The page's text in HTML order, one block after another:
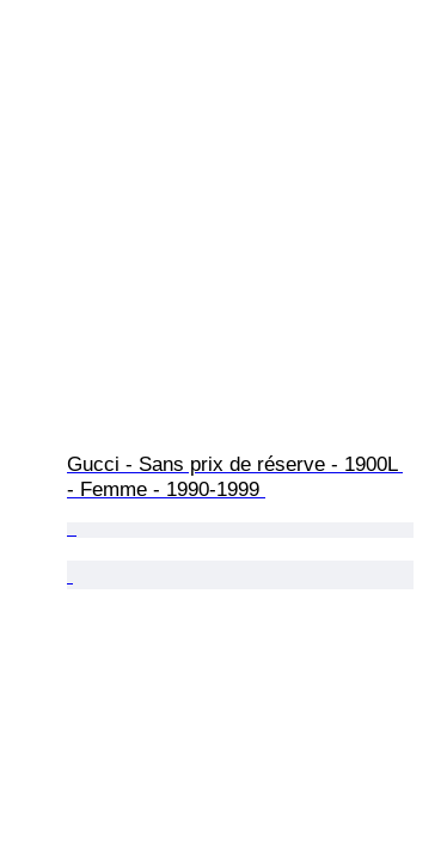
Gucci - Sans prix de réserve - 1900L
- Femme - 1990-1999